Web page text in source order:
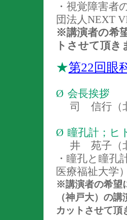
・視覚障害者
団法人NEXT
※講演者の希
トさせて頂き
★第22回眼
Ø 会長挨拶
司 信行（
Ø 瞳孔計；ヒ
井 苑子（
・瞳孔と瞳孔
医療福祉大学
※講演者の希望
（神戸大）の講
カットさせて頂